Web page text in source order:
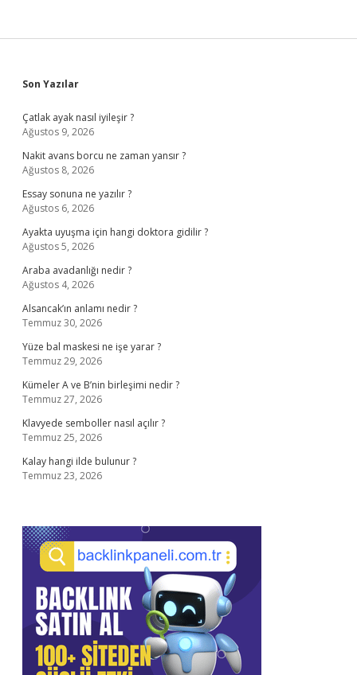
Sidebar
Son Yazılar
Çatlak ayak nasıl iyileşir ?
Ağustos 9, 2026
Nakit avans borcu ne zaman yansır ?
Ağustos 8, 2026
Essay sonuna ne yazılır ?
Ağustos 6, 2026
Ayakta uyuşma için hangi doktora gidilir ?
Ağustos 5, 2026
Araba avadanlığı nedir ?
Ağustos 4, 2026
Alsancak’ın anlamı nedir ?
Temmuz 30, 2026
Yüze bal maskesi ne işe yarar ?
Temmuz 29, 2026
Kümeler A ve B’nin birleşimi nedir ?
Temmuz 27, 2026
Klavyede semboller nasıl açılır ?
Temmuz 25, 2026
Kalay hangi ilde bulunur ?
Temmuz 23, 2026